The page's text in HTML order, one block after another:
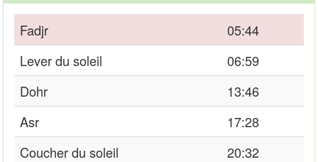
Fadjr
05:44
Lever du soleil
06:59
Dohr
13:46
Asr
17:28
Coucher du soleil
20:32